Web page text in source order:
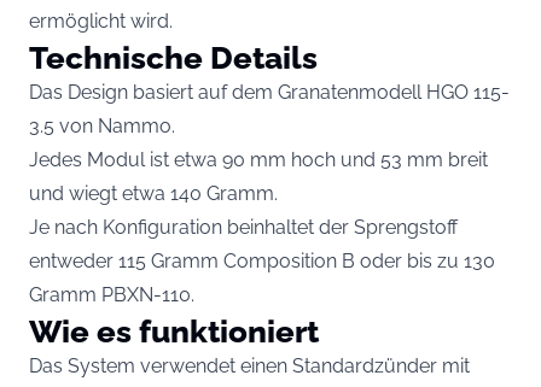
ermöglicht wird.
Technische Details
Das Design basiert auf dem Granatenmodell HGO 115-
3.5 von Nammo.
Jedes Modul ist etwa 90 mm hoch und 53 mm breit
und wiegt etwa 140 Gramm.
Je nach Konfiguration beinhaltet der Sprengstoff
entweder 115 Gramm Composition B oder bis zu 130
Gramm PBXN-110.
Wie es funktioniert
Das System verwendet einen Standardzünder mit